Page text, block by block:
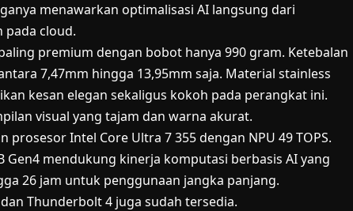
menawarkan optimalisasi AI langsung dari
cloud.
premium dengan bobot hanya 990 gram. Ketebalan
7,47mm hingga 13,95mm saja. Material stainless
kesan elegan sekaligus kokoh pada perangkat ini.
visual yang tajam dan warna akurat.
Intel Core Ultra 7 355 dengan NPU 49 TOPS.
Gen4 mendukung kinerja komputasi berbasis AI yang
26 jam untuk penggunaan jangka panjang.
Thunderbolt 4 juga sudah tersedia.